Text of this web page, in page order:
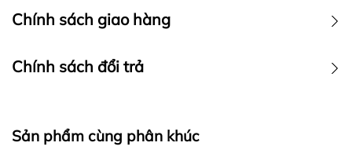
Chính sách giao hàng
Chính sách đổi trả
Sản phẩm cùng phân khúc